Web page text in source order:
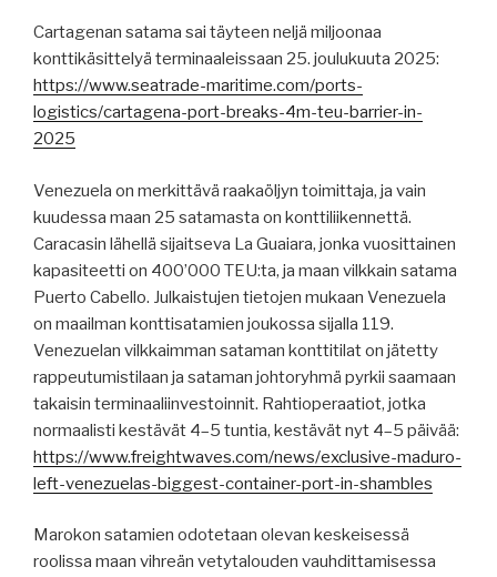
Cartagenan satama sai täyteen neljä miljoonaa
konttikäsittelyä terminaaleissaan 25. joulukuuta 2025:
https://www.seatrade-maritime.com/ports-
logistics/cartagena-port-breaks-4m-teu-barrier-in-
2025
Venezuela on merkittävä raakaöljyn toimittaja, ja vain
kuudessa maan 25 satamasta on konttiliikennettä.
Caracasin lähellä sijaitseva La Guaiara, jonka vuosittainen
kapasiteetti on 400’000 TEU:ta, ja maan vilkkain satama
Puerto Cabello. Julkaistujen tietojen mukaan Venezuela
on maailman konttisatamien joukossa sijalla 119.
Venezuelan vilkkaimman sataman konttitilat on jätetty
rappeutumistilaan ja sataman johtoryhmä pyrkii saamaan
takaisin terminaaliinvestoinnit. Rahtioperaatiot, jotka
normaalisti kestävät 4–5 tuntia, kestävät nyt 4–5 päivää:
https://www.freightwaves.com/news/exclusive-maduro-
left-venezuelas-biggest-container-port-in-shambles
Marokon satamien odotetaan olevan keskeisessä
roolissa maan vihreän vetytalouden vauhdittamisessa